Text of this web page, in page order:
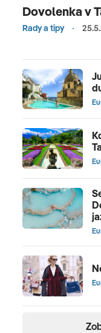
Dovolenka v
Rady a tipy